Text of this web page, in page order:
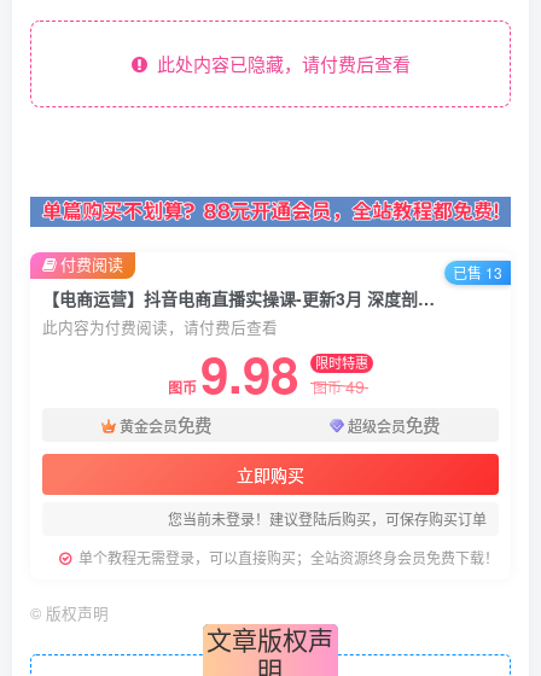
此处内容已隐藏，请付费后查看
【电商运营】抖音电商直播实操课-更新3月 深度剖析算法机制 快速提升直播GMV与带货变现
此内容为付费阅读，请付费后查看
图币 9.98 限时特惠
图币49
黄金会员免费 超级会员免费
立即购买
您当前未登录！建议登陆后购买，可保存购买订单
单个教程无需登录，可以直接购买；全站资源终身会员免费下载！
付费阅读 已售 13
© 版权声明
文章版权声
明